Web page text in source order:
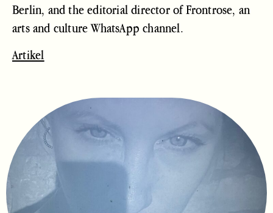
Berlin, and the editorial director of Frontrose, an
arts and culture WhatsApp channel.
Artikel